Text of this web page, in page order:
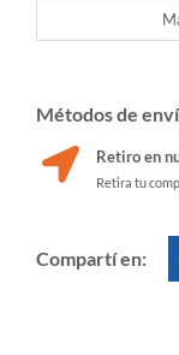
Métodos de
Retiro en
Retira tu
Compartí en: